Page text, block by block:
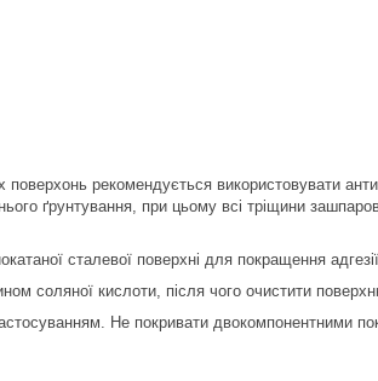
рекомендується використовувати
ґрунтування, при цьому всі тріщини
сталевої поверхні для покращення
соляної кислоти, після чого очистити
Не покривати двокомпонентними